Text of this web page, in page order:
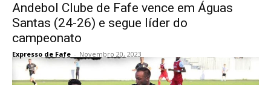
Andebol Clube de Fafe vence em Águas
Santas (24-26) e segue líder do
campeonato
Expresso de Fafe - Novembro 20, 2023